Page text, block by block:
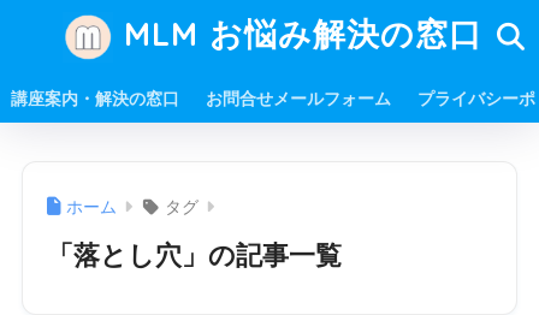
MLM お悩み解決の窓口
講座案内・解決の窓口 お問合せメールフォーム プライバシー
ホーム タグ
「落とし穴」の記事一覧